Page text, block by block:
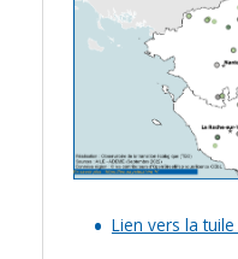
Lien vers la